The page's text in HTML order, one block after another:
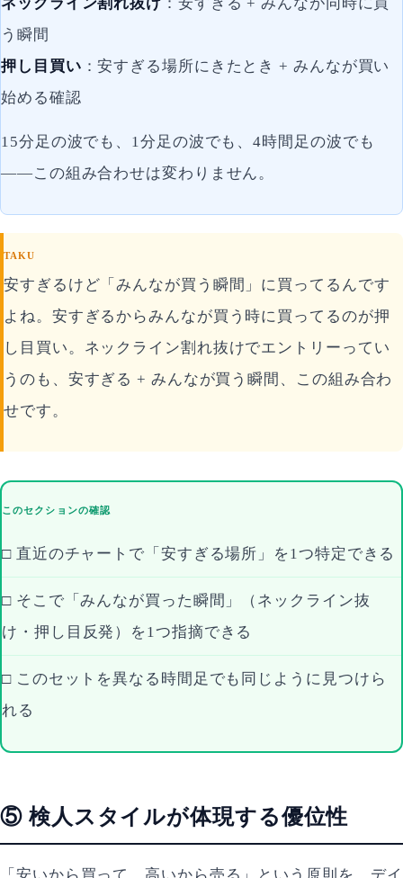
う瞬間
押し目買い ：安すぎる場所にきたとき + みんなが買い
始める確認
15分足の波でも、1分足の波でも、4時間足の波でも
——この組み合わせは変わりません。
TAKU
安すぎるけど「みんなが買う瞬間」に買ってるんです
よね。安すぎるからみんなが買う時に買ってるのが押
し目買い。ネックライン割れ抜けでエントリーってい
うのも、安すぎる + みんなが買う瞬間、この組み合わ
せです。
このセクションの確認
□ 直近のチャートで「安すぎる場所」を1つ特定できる
□ そこで「みんなが買った瞬間」（ネックライン抜
け・押し目反発）を1つ指摘できる
□ このセットを異なる時間足でも同じように見つけら
れる
⑤ 検人スタイルが体現する優位性